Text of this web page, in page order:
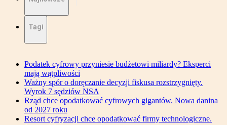
Tagi
Podatek cyfrowy przyniesie budżetowi miliardy? Eksperci
mają wątpliwości
Ważny spór o doręczanie decyzji fiskusa rozstrzygnięty.
Wyrok 7 sędziów NSA
Rząd chce opodatkować cyfrowych gigantów. Nowa danina
od 2027 roku
Resort cyfryzacji chce opodatkować firmy technologiczne.